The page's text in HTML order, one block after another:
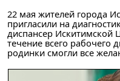
22 мая жителей города
пригласили на
диспансер Искитимской
течение всего рабочего
родинки смогли все